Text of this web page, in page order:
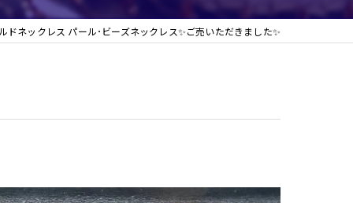
ドネックレス パール･ビーズネックレス✨ご売いただきました✨